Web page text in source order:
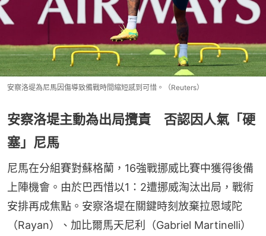
安察洛堤為尼馬因傷導致備戰時間縮短感到可惜。（Reuters）
安察洛堤主動為出局攬責 否認因人氣「硬
塞」尼馬
尼馬在分組賽對蘇格蘭，16強戰挪威比賽中獲得後備
上陣機會。由於巴西惜以1：2遭挪威淘汰出局，戰術
安排再成焦點。安察洛堤在關鍵時刻放棄拉恩域陀
（Rayan）、加比爾馬天尼利（Gabriel Martinelli）